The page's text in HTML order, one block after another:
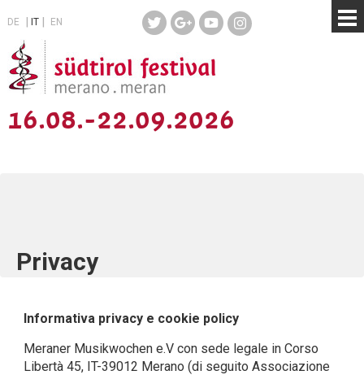
DE IT EN
16.08.-22.09.2026
Privacy
Informativa privacy e cookie policy
Meraner Musikwochen e.V con sede legale in Corso
Libertà 45, IT-39012 Merano (di seguito Associazione